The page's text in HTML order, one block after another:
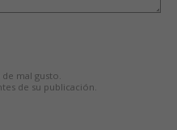
mal gusto.
de su publicación.